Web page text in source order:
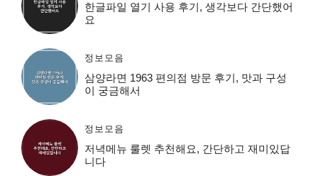
한글파일 열기 사용 후기, 생각보다 간단했어
요
정보모음
삼양라면 1963 편의점 방문 후기, 맛과 구성
이 궁금해서
정보모음
저녁메뉴 룰렛 추천해요, 간단하고 재미있답
니다